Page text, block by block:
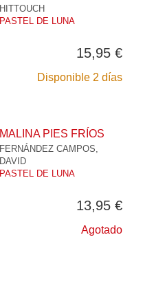
HITTOUCH
PASTEL DE LUNA
15,95 €
Disponible 2 días
MALINA PIES FRÍOS
FERNÁNDEZ CAMPOS,
DAVID
PASTEL DE LUNA
13,95 €
Agotado